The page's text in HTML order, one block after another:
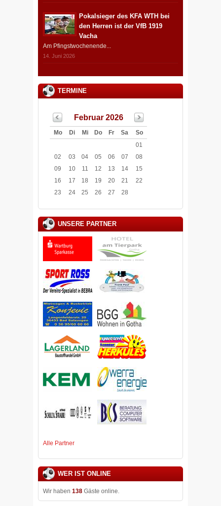
Pokalsieger des KFA WTH bei
den Herren ist der VfB 1919
Vacha
Am Pfingstwochenende...
14. Juni 2026
TERMINE
Februar 2026
Mo Di Mi Do Fr Sa
So
01
02
03 04 05 06 07
08
09
10 11 12 13 14
15
16
17 18 19 20 21
22
23
24 25 26 27 28
UNSERE PARTNER
Alle Partner
WER IST ONLINE
Wir haben 138 Gäste online.